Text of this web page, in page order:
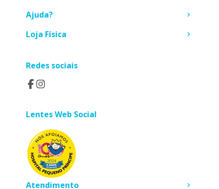
Ajuda?
Loja Física
Redes sociais
Lentes Web Social
Atendimento